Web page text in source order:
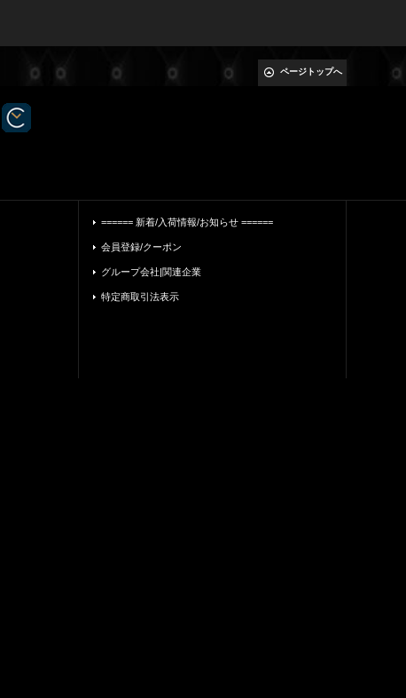
ページトップへ
====== 新着/入荷情報/お知らせ ======
会員登録/クーポン
グループ会社|関連企業
特定商取引法表示